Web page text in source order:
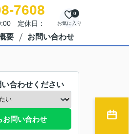
7608
定休日： お気に入り
0
要 お問い合わせ
合わせください
お問い合わせ